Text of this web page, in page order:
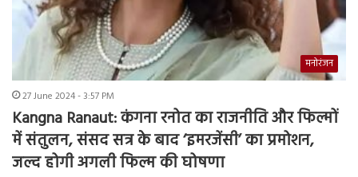
मनोरंजन
27 June 2024 - 3:57 PM
Kangna Ranaut: कंगना रनोत का राजनीति और फिल्मों
में संतुलन, संसद सत्र के बाद ‘इमरजेंसी’ का प्रमोशन,
जल्द होगी अगली फिल्म की घोषणा